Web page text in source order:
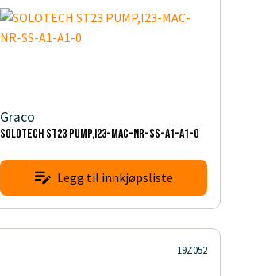
Graco
SOLOTECH ST23 PUMP,I23-MAC-NR-SS-A1-A1-0
Legg til innkjøpsliste
19Z052